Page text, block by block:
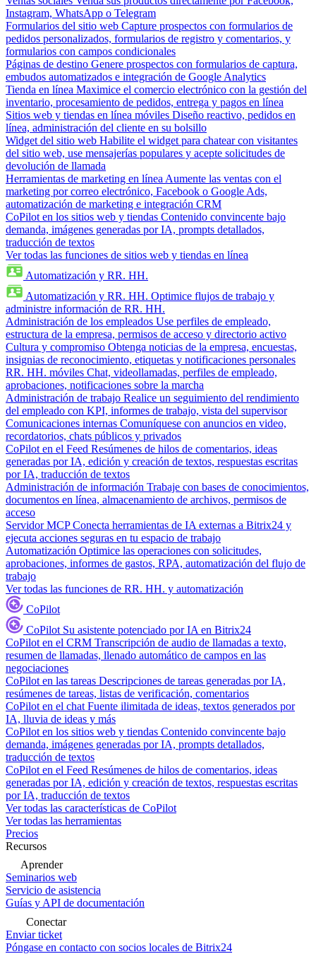
Instagram, WhatsApp o Telegram
Formularios del sitio web Capture prospectos con formularios de
pedidos personalizados, formularios de registro y comentarios, y
formularios con campos condicionales
Páginas de destino Genere prospectos con formularios de captura,
embudos automatizados e integración de Google Analytics
Tienda en línea Maximice el comercio electrónico con la gestión del
inventario, procesamiento de pedidos, entrega y pagos en línea
Sitios web y tiendas en línea móviles Diseño reactivo, pedidos en
línea, administración del cliente en su bolsillo
Widget del sitio web Habilite el widget para chatear con visitantes
del sitio web, use mensajerías populares y acepte solicitudes de
devolución de llamada
Herramientas de marketing en línea Aumente las ventas con el
marketing por correo electrónico, Facebook o Google Ads,
automatización de marketing e integración CRM
CoPilot en los sitios web y tiendas Contenido convincente bajo
demanda, imágenes generadas por IA, prompts detallados,
traducción de textos
Ver todas las funciones de sitios web y tiendas en línea
Automatización y RR. HH.
Automatización y RR. HH. Optimice flujos de trabajo y
administre información de RR. HH.
Administración de los empleados Use perfiles de empleado,
estructura de la empresa, permisos de acceso y directorio activo
Cultura y compromiso Obtenga noticias de la empresa, encuestas,
insignias de reconocimiento, etiquetas y notificaciones personales
RR. HH. móviles Chat, videollamadas, perfiles de empleado,
aprobaciones, notificaciones sobre la marcha
Administración de trabajo Realice un seguimiento del rendimiento
del empleado con KPI, informes de trabajo, vista del supervisor
Comunicaciones internas Comuníquese con anuncios en video,
recordatorios, chats públicos y privados
CoPilot en el Feed Resúmenes de hilos de comentarios, ideas
generadas por IA, edición y creación de textos, respuestas escritas
por IA, traducción de textos
Administración de información Trabaje con bases de conocimientos,
documentos en línea, almacenamiento de archivos, permisos de
acceso
Servidor MCP Conecta herramientas de IA externas a Bitrix24 y
ejecuta acciones seguras en tu espacio de trabajo
Automatización Optimice las operaciones con solicitudes,
aprobaciones, informes de gastos, RPA, automatización del flujo de
trabajo
Ver todas las funciones de RR. HH. y automatización
CoPilot
CoPilot Su asistente potenciado por IA en Bitrix24
CoPilot en el CRM Transcripción de audio de llamadas a texto,
resumen de llamadas, llenado automático de campos en las
negociaciones
CoPilot en las tareas Descripciones de tareas generadas por IA,
resúmenes de tareas, listas de verificación, comentarios
CoPilot en el chat Fuente ilimitada de ideas, textos generados por
IA, lluvia de ideas y más
CoPilot en los sitios web y tiendas Contenido convincente bajo
demanda, imágenes generadas por IA, prompts detallados,
traducción de textos
CoPilot en el Feed Resúmenes de hilos de comentarios, ideas
generadas por IA, edición y creación de textos, respuestas escritas
por IA, traducción de textos
Ver todas las características de CoPilot
Ver todas las herramientas
Precios
Recursos
Aprender
Seminarios web
Servicio de asistencia
Guías y API de documentación
Conectar
Enviar ticket
Póngase en contacto con socios locales de Bitrix24